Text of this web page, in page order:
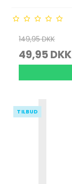
149,95 DKK
49,95 DKK
TILBUD